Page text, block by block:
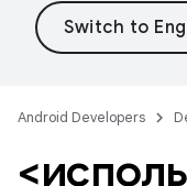
Android Developers